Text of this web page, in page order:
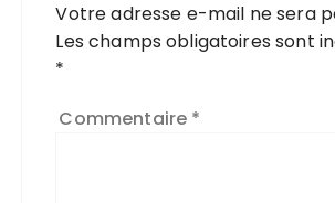
Votre adresse e-mail ne sera
Les champs obligatoires sont
*
Commentaire *